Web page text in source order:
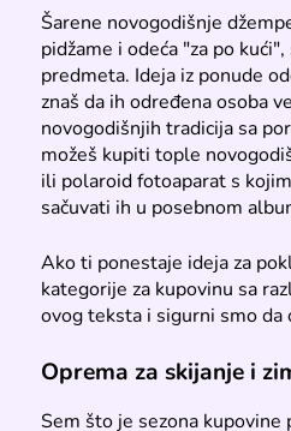
Šarene novogodišnje
pidžame i odeća "za po
predmeta. Ideja iz ponude
znaš da ih određena osoba
novogodišnjih tradicija sa
možeš kupiti tople
ili polaroid fotoaparat s
sačuvati ih u posebnom
Ako ti ponestaje ideja za
kategorije za kupovinu sa
ovog teksta i sigurni smo da
Oprema za skijanje i
Sem što je sezona kupovine